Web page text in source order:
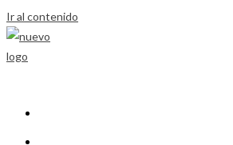
Ir al contenido